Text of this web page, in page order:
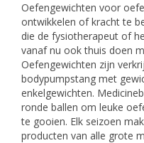
Oefengewichten voor
ontwikkelen of kracht te
die de fysiotherapeut of
vanaf nu ook thuis doen
Oefengewichten zijn
bodypumpstang met
enkelgewichten.
ronde ballen om leuke
te gooien. Elk seizoen
producten van alle grote